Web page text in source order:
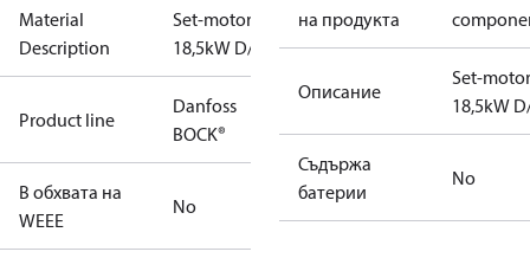
Material
Description
Set-motor
18,5kW D/S
Product line
Danfoss
BOCK®
В обхвата на
WEEE
No
на продукта
Описание
Set-motor
18,5kW
Съдържа
батерии
No